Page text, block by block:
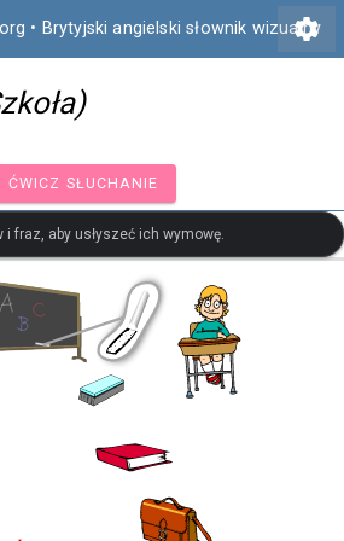
• Brytyjski angielski słownik wizualny
settings
ĆWICZ SŁUCHANIE
i fraz, aby usłyszeć ich wymowę.